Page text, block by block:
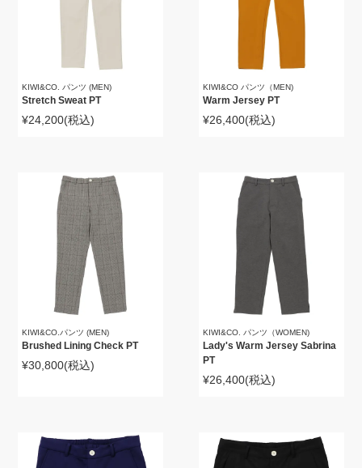
KIWI&CO. パンツ (MEN)
Stretch Sweat PT
¥24,200(税込)
KIWI&CO パンツ（MEN)
Warm Jersey PT
¥26,400(税込)
KIWI&CO.パンツ (MEN)
Brushed Lining Check PT
¥30,800(税込)
KIWI&CO. パンツ（WOMEN)
Lady's Warm Jersey Sabrina
PT
¥26,400(税込)